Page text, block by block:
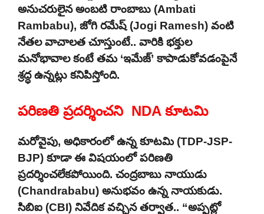
అనుచరులైన అంబటి రాంబాబు (Ambati
Rambabu), జోగి రమేష్ (Jogi Ramesh) వంటి
నేతల వాచాలత చూస్తుంటే.. వారికి భక్తుల
మనోభావాల కంటే తమ ‘ఇమేజ్’ కాపాడుకోవడంపైనే
శ్రద్ధ ఉన్నట్లు కనిపిస్తోంది.
పరిణతి ప్రదర్శించని NDA కూటమి
మరోవైపు, అధికారంలో ఉన్న కూటమి (TDP-JSP-
BJP) కూడా ఈ విషయంలో పరిణతి
ప్రదర్శించలేకపోయింది. చంద్రబాబు నాయుడు
(Chandrababu) అనుభవం ఉన్న నాయకుడు.
సిబిఐ (CBI) నివేదిక వచ్చిన తర్వాత.. “అప్పట్లో